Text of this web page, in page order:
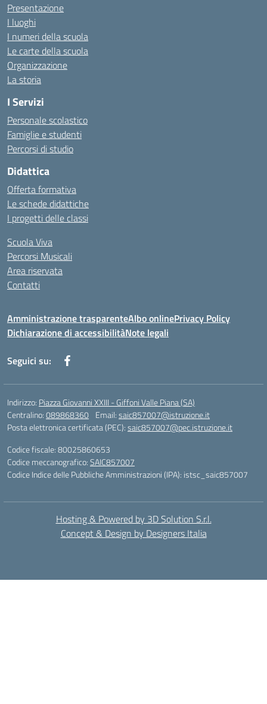
Presentazione
I luoghi
I numeri della scuola
Le carte della scuola
Organizzazione
La storia
I Servizi
Personale scolastico
Famiglie e studenti
Percorsi di studio
Didattica
Offerta formativa
Le schede didattiche
I progetti delle classi
Scuola Viva
Percorsi Musicali
Area riservata
Contatti
Amministrazione trasparenteAlbo onlinePrivacy Policy
Dichiarazione di accessibilitàNote legali
Seguici su:
Indirizzo: Piazza Giovanni XXIII - Giffoni Valle Piana (SA)
Centralino:089868360 Email:saic857007@istruzione.it
Posta elettronica certificata (PEC):saic857007@pec.istruzione.it
Codice fiscale: 80025860653
Codice meccanografico:SAIC857007
Codice Indice delle Pubbliche Amministrazioni (IPA): istsc_saic857007
Hosting & Powered by 3D Solution S.r.l.
Concept & Design by Designers Italia